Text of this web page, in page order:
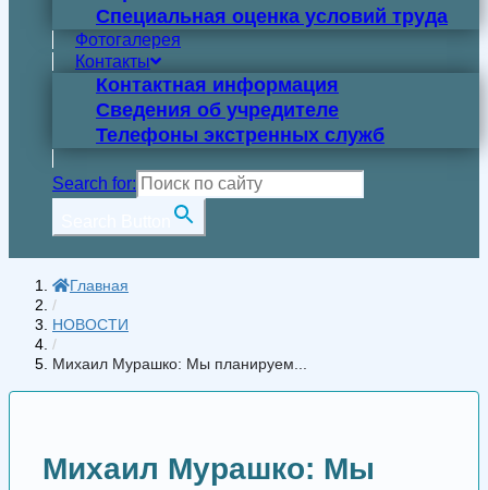
Специальная оценка условий труда
Фотогалерея
Контакты
Контактная информация
Сведения об учредителе
Телефоны экстренных служб
Search for:
Главная
/
НОВОСТИ
/
Михаил Мурашко: Мы планируем...
Михаил Мурашко: Мы